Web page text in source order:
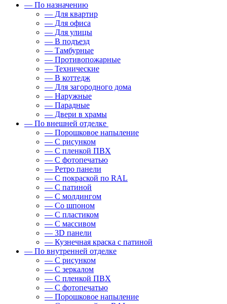
— По назначению
— Для квартир
— Для офиса
— Для улицы
— В подъезд
— Тамбурные
— Противопожарные
— Технические
— В коттедж
— Для загородного дома
— Наружные
— Парадные
— Двери в храмы
— По внешней отделке
— Порошковое напыление
— С рисунком
— С пленкой ПВХ
— С фотопечатью
— Ретро панели
— С покраской по RAL
— С патиной
— С молдингом
— Со шпоном
— С пластиком
— С массивом
— 3D панели
— Кузнечная краска с патиной
— По внутренней отделке
— С рисунком
— С зеркалом
— С пленкой ПВХ
— С фотопечатью
— Порошковое напыление